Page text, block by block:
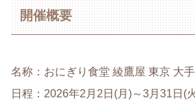
開催概要
名称：おにぎり食堂 綾鷹屋 東京 大
日程：2026年2月2日(月)～3月31日(